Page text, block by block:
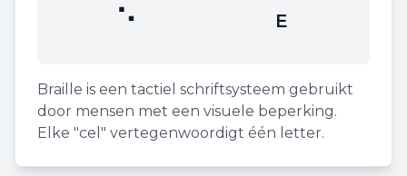
⠑ E
Braille is een tactiel schriftsysteem gebruikt
door mensen met een visuele beperking.
Elke "cel" vertegenwoordigt één letter.